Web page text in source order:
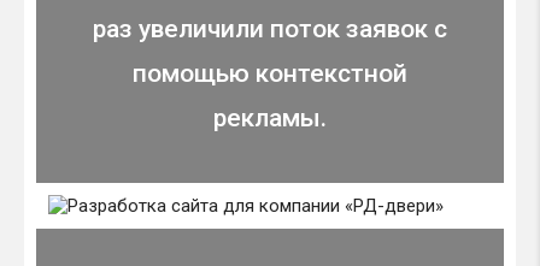
раз увеличили поток заявок с
помощью контекстной
рекламы.